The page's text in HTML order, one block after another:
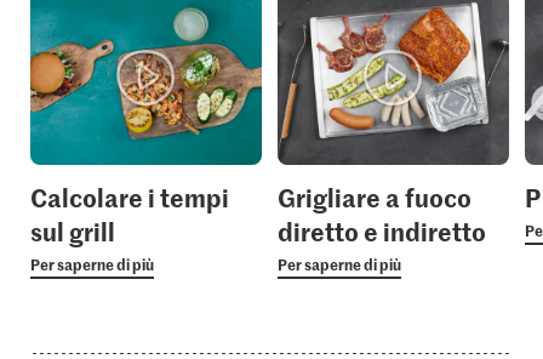
Calcolare i tempi
sul grill
Per saperne di più
Grigliare a fuoco
diretto e indiretto
Per saperne di più